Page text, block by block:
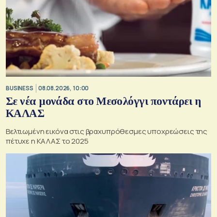
BUSINESS 08.08.2026, 10:00
Σε νέα μονάδα στο Μεσολόγγι ποντάρει η
ΚΑΛΑΣ
Βελτιωμένη εικόνα στις βραχυπρόθεσμες υποχρεώσεις της
πέτυχε η ΚΑΛΑΣ το 2025